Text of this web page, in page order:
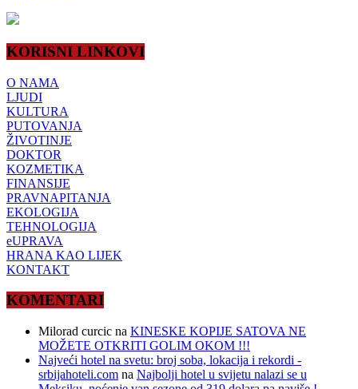
KORISNI LINKOVI
O NAMA
LJUDI
KULTURA
PUTOVANJA
ŽIVOTINJE
DOKTOR
KOZMETIKA
FINANSIJE
PRAVNAPITANJA
EKOLOGIJA
TEHNOLOGIJA
eUPRAVA
HRANA KAO LIJEK
KONTAKT
KOMENTARI
Milorad curcic na KINESKE KOPIJE SATOVA NE
MOŽETE OTKRITI GOLIM OKOM !!!
Najveći hotel na svetu: broj soba, lokacija i rekordi -
srbijahoteli.com na Najbolji hotel u svijetu nalazi se u